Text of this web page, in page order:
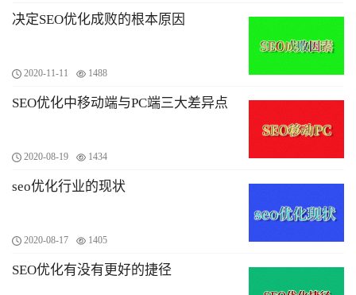
​决定SEO优化成败的根本原因
2020-11-11 1488
SEO优化中移动端与PC端三大差异点
2020-08-19 1434
seo优化行业的现状
2020-08-17 1405
SEO优化有没有更好的捷径